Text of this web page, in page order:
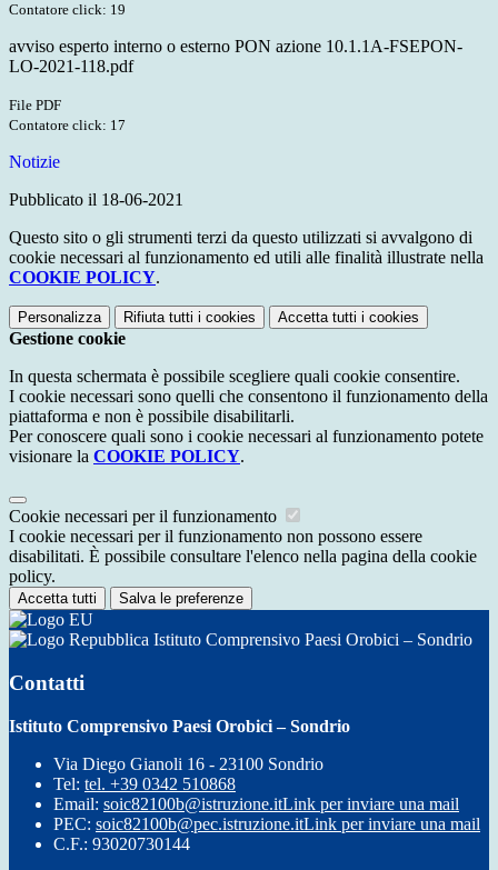
Contatore click: 19
avviso esperto interno o esterno PON azione 10.1.1A-FSEPON-
LO-2021-118.pdf
File PDF
Contatore click: 17
Notizie
Pubblicato il 18-06-2021
Questo sito o gli strumenti terzi da questo utilizzati si avvalgono di
cookie necessari al funzionamento ed utili alle finalità illustrate nella
COOKIE POLICY.
Personalizza Rifiuta tutti i cookies Accetta tutti i cookies
Gestione cookie
In questa schermata è possibile scegliere quali cookie consentire.
I cookie necessari sono quelli che consentono il funzionamento della
piattaforma e non è possibile disabilitarli.
Per conoscere quali sono i cookie necessari al funzionamento potete
visionare la COOKIE POLICY.
Cookie necessari per il funzionamento
I cookie necessari per il funzionamento non possono essere
disabilitati. È possibile consultare l'elenco nella pagina della cookie
policy.
Accetta tutti Salva le preferenze
Istituto Comprensivo Paesi Orobici – Sondrio
Contatti
Istituto Comprensivo Paesi Orobici – Sondrio
Via Diego Gianoli 16 - 23100 Sondrio
Tel: tel. +39 0342 510868
Email: soic82100b@istruzione.itLink per inviare una mail
PEC: soic82100b@pec.istruzione.itLink per inviare una mail
C.F.: 93020730144